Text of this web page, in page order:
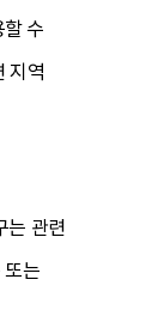
수
지역
는 관련
또는